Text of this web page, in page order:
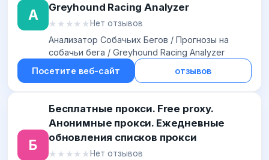
А
Greyhound Racing Analyzer
★★★★★
★★★★★ Нет отзывов
Анализатор Собачьих Бегов / Прогнозы на
собачьи бега / Greyhound Racing Analyzer
Посетите веб-сайт
отзывов
Б
Бесплатные прокси. Free proxy.
Анонимные прокси. Ежедневные
обновления списков прокси
★★★★★
★★★★★Нет отзывов